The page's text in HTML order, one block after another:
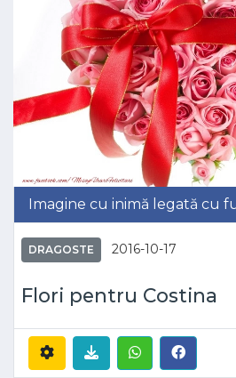
Imagine cu inimă legată cu
DRAGOSTE 2016-10-17
Flori pentru Costina